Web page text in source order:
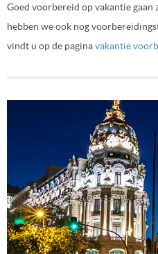
Goed voorbereid op vakantie gaan
hebben we ook nog
vindt u op de paginavakantie